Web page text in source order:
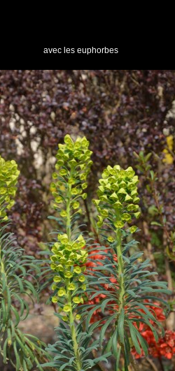
avec les euphorbes